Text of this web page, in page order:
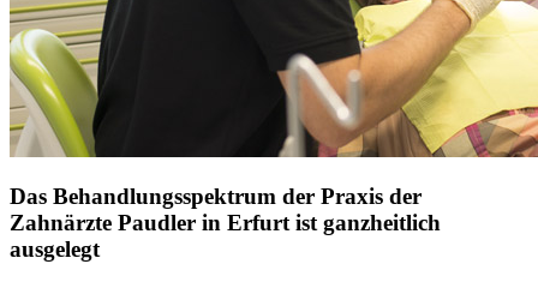
Das Behandlungsspektrum der Praxis der
Zahnärzte Paudler in Erfurt ist ganzheitlich
ausgelegt